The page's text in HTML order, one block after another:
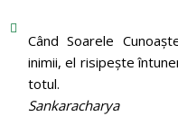
Când Soarele
inimii, el risipeşte
totul.
Sankaracharya